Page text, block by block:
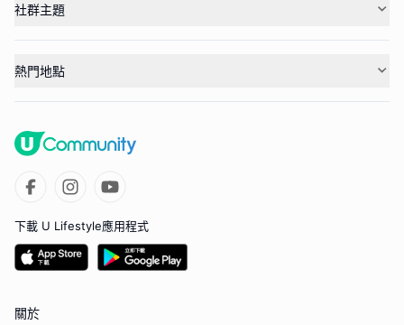
社群主題
熱門地點
下載 U Lifestyle應用程式
關於